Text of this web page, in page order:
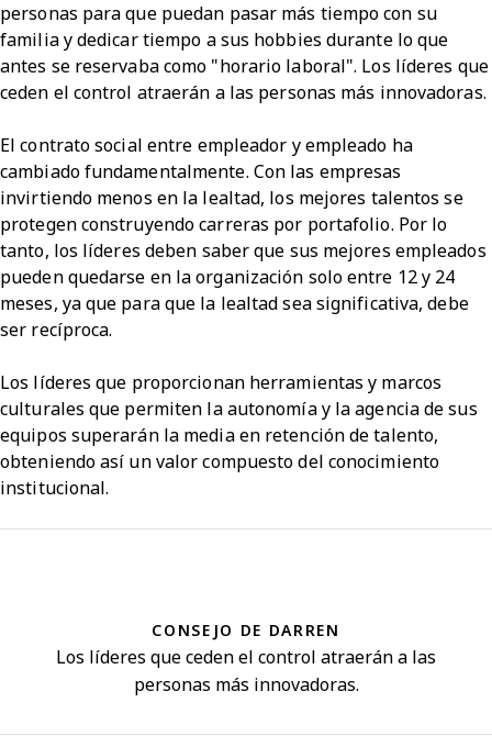
personas para que puedan pasar más tiempo con su
familia y dedicar tiempo a sus hobbies durante lo que
antes se reservaba como "horario laboral". Los líderes que
ceden el control atraerán a las personas más innovadoras.
El contrato social entre empleador y empleado ha
cambiado fundamentalmente. Con las empresas
invirtiendo menos en la lealtad, los mejores talentos se
protegen construyendo carreras por portafolio. Por lo
tanto, los líderes deben saber que sus mejores empleados
pueden quedarse en la organización solo entre 12 y 24
meses, ya que para que la lealtad sea significativa, debe
ser recíproca.
Los líderes que proporcionan herramientas y marcos
culturales que permiten la autonomía y la agencia de sus
equipos superarán la media en retención de talento,
obteniendo así un valor compuesto del conocimiento
institucional.
CONSEJO DE DARREN
Los líderes que ceden el control atraerán a las
personas más innovadoras.